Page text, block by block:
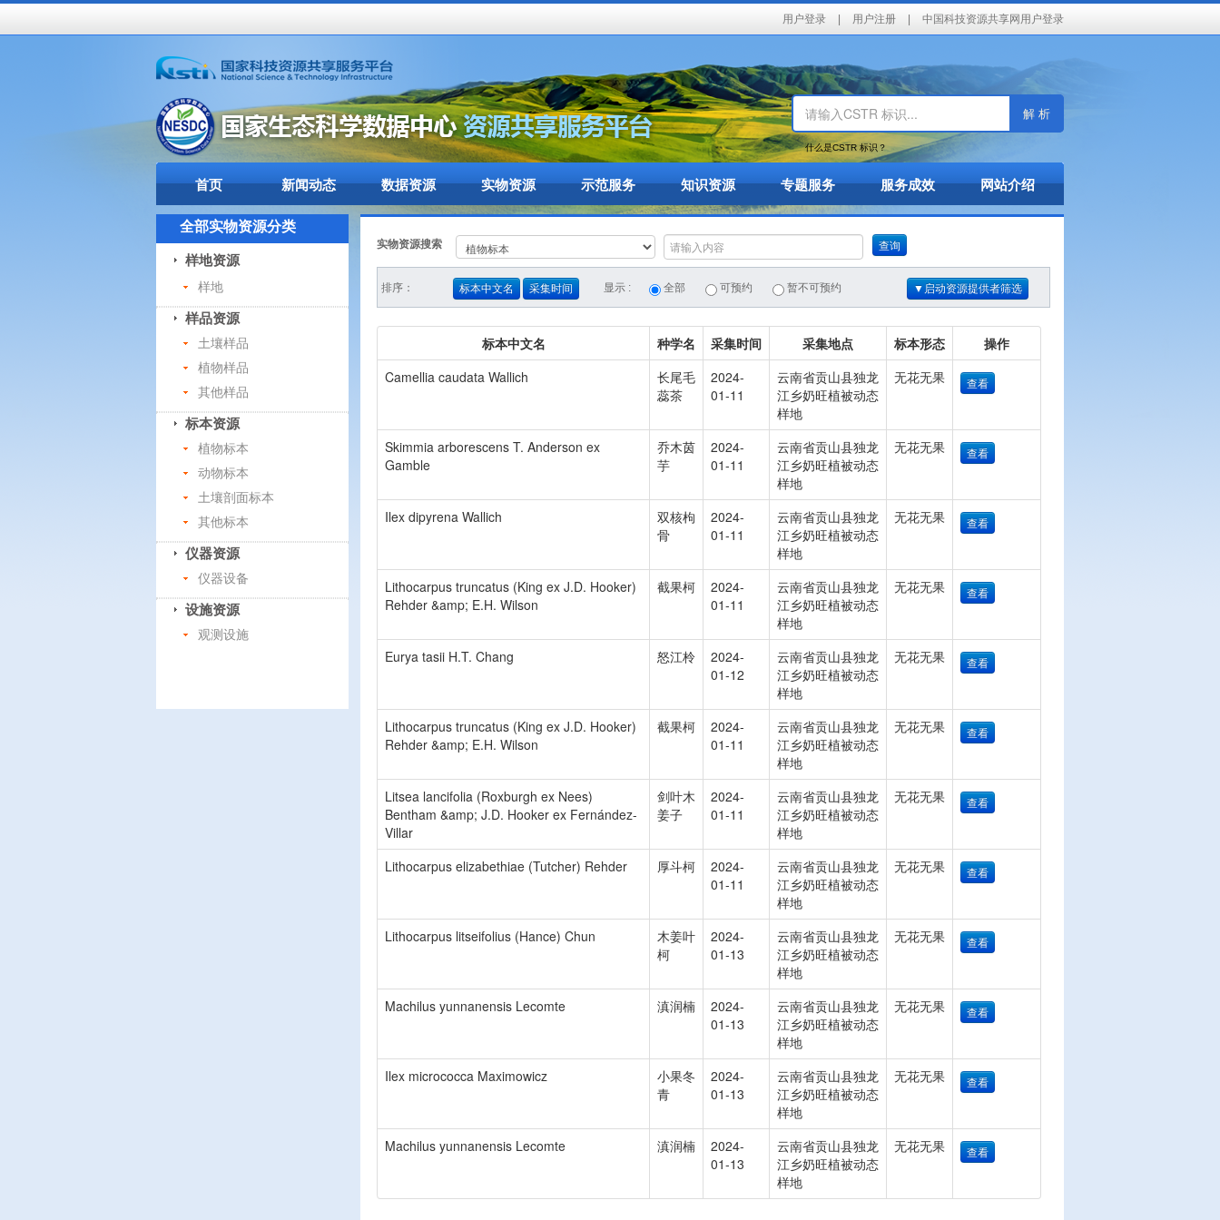
用户登录 用户注册 中国科技资源共享网用户登录
解 析
什么是CSTR 标识？
首页 新闻动态 数据资源 实物资源 示范服务 知识资源 专题服务 服务成效 网站介绍
全部实物资源分类
样地资源
样地
样品资源
土壤样品
植物样品
其他样品
标本资源
植物标本
动物标本
土壤剖面标本
其他标本
仪器资源
仪器设备
设施资源
观测设施
实物资源搜索 查询
排序： 标本中文名 采集时间 显示 : 全部 可预约 暂不可预约 ▼启动资源提供者筛选
标本中文名 种学名 采集时间 采集地点 标本形态
操作
Camellia caudata Wallich
长尾毛
蕊茶
2024-
01-11
云南省贡山县独龙
江乡奶旺植被动态
样地
无花无果 查看
Skimmia arborescens T. Anderson ex
Gamble
乔木茵
芋
2024-
01-11
云南省贡山县独龙
江乡奶旺植被动态
样地
无花无果 查看
Ilex dipyrena Wallich
双核枸
骨
2024-
01-11
云南省贡山县独龙
江乡奶旺植被动态
样地
无花无果 查看
Lithocarpus truncatus (King ex J.D. Hooker)
Rehder &amp; E.H. Wilson
截果柯
2024-
01-11
云南省贡山县独龙
江乡奶旺植被动态
样地
无花无果 查看
Eurya tasii H.T. Chang 怒江柃
2024-
01-12
云南省贡山县独龙
江乡奶旺植被动态
样地
无花无果 查看
Lithocarpus truncatus (King ex J.D. Hooker)
Rehder &amp; E.H. Wilson
截果柯
2024-
01-11
云南省贡山县独龙
江乡奶旺植被动态
样地
无花无果 查看
Litsea lancifolia (Roxburgh ex Nees)
Bentham &amp; J.D. Hooker ex Fernández-
Villar
剑叶木
姜子
2024-
01-11
云南省贡山县独龙
江乡奶旺植被动态
样地
无花无果 查看
Lithocarpus elizabethiae (Tutcher) Rehder 厚斗柯
2024-
01-11
云南省贡山县独龙
江乡奶旺植被动态
样地
无花无果 查看
Lithocarpus litseifolius (Hance) Chun
木姜叶
柯
2024-
01-13
云南省贡山县独龙
江乡奶旺植被动态
样地
无花无果 查看
Machilus yunnanensis Lecomte 滇润楠
2024-
01-13
云南省贡山县独龙
江乡奶旺植被动态
样地
无花无果 查看
Ilex micrococca Maximowicz
小果冬
青
2024-
01-13
云南省贡山县独龙
江乡奶旺植被动态
样地
无花无果 查看
Machilus yunnanensis Lecomte 滇润楠
2024-
01-13
云南省贡山县独龙
江乡奶旺植被动态
样地
无花无果 查看